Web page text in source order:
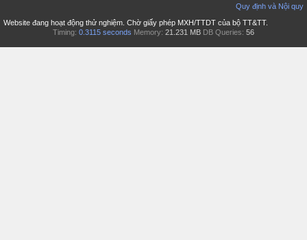
Quy định và Nội quy
Website đang hoạt động thử nghiệm. Chờ giấy phép MXH/TTDT của bộ TT&TT.
Timing: 0.3115 seconds Memory: 21.231 MB DB Queries: 56